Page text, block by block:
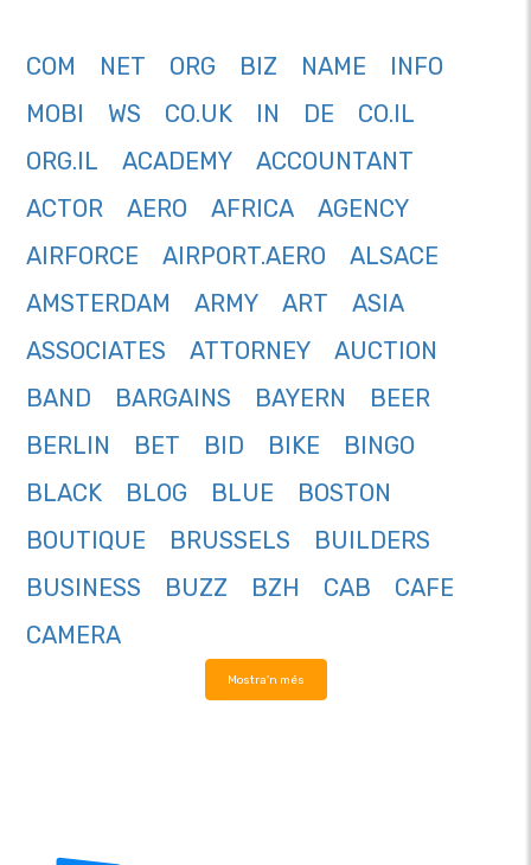
COM NET ORG BIZ NAME
INFO
MOBI
WS CO.UK IN DE
CO.IL
ORG.IL
ACADEMY
ACCOUNTANT
ACTOR
AERO AFRICA
AGENCY
AIRFORCE
AIRPORT.AERO
ALSACE
AMSTERDAM
ARMY ART
ASIA
ASSOCIATES
ATTORNEY
AUCTION
BAND
BARGAINS BAYERN
BEER
BERLIN
BET BID BIKE
BINGO
BLACK
BLOG BLUE
BOSTON
BOUTIQUE
BRUSSELS
BUILDERS
BUSINESS
BUZZ BZH CAB
CAFE
CAMERA
Mostra'n més